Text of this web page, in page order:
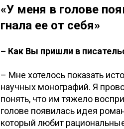
«У меня в голове
гнала ее от себя»
– Как Вы пришли в
– Мне хотелось показать
научных монографий. Я
понять, что им тяжело
голове появилась идея
который любит